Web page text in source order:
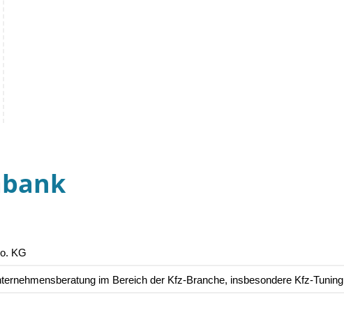
KG
im Bereich der Kfz-Branche, insbesondere Kfz-Tuning